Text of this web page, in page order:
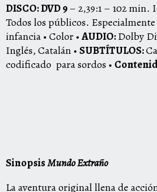
DISCO: DVD 9– 2,39:1 – 102 min.
Todos los públicos.
infancia • Color •AUDIO:Dolby
Inglés, Catalán • SUBTÍTULOS:
codificado para sordos •
SinopsisMundo Extraño
La aventura original llena de